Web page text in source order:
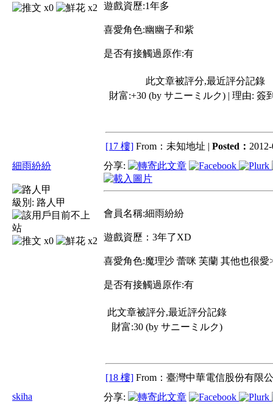
x0 x2 遊戲資歷:1年多
喜愛角色:幽幽子和紫
是否有接觸過原作:有
此文章被評分,最近評分記錄
財富:+30 (by サニーミルク) | 理由: 簽
[17 樓] From：未知地址 | Posted：
細雨紛紛
級別: 路人甲
x0 x2
分享:
會員名稱:細雨紛紛
遊戲資歷：3年了XD
喜愛角色:魔理沙 蕾咪 芙蘭 其他也很愛
是否有接觸過原作:有
此文章被評分,最近評分記錄
財富:30 (by サニーミルク)
[18 樓] From：臺灣中華電信股份有限
skiha
分享: